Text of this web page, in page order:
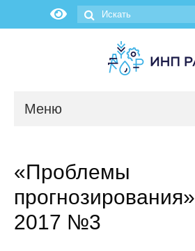
Меню
О нас
Об институте
«Проблемы
прогнозирования»
2017 №3